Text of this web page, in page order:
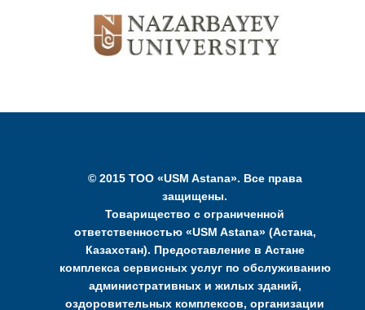
© 2015 ТОО «USM Astana». Все права
защищены.
Товарищество с ограниченной
ответственностью «USM Astana» (Астана,
Казахстан). Предоставление в Астане
комплекса сервисных услуг по обслуживанию
административных и жилых зданий,
оздоровительных комплексов, организации